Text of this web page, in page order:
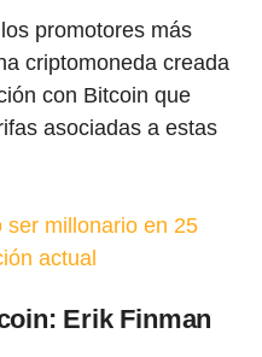
promotores más
criptomoneda creada
con Bitcoin que
asociadas a estas
ser millonario en 25
actual
Erik Finman